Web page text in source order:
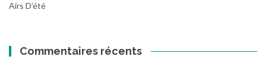
Airs D’été
Commentaires récents